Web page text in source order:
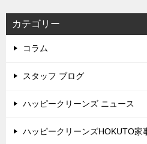
カテゴリー
コラム
スタッフ ブログ
ハッピークリーンズ ニュース
ハッピークリーンズHOKUTO家